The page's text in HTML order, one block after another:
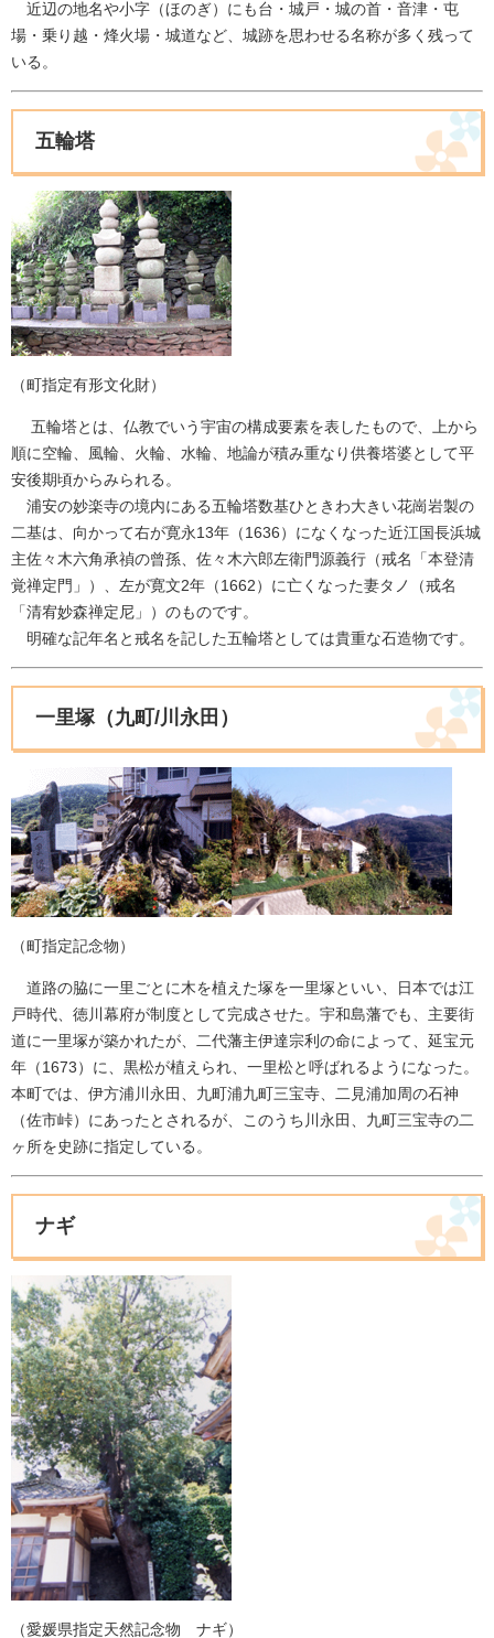
近辺の地名や小字（ほのぎ）にも台・城戸・城の首・音津・屯
場・乗り越・烽火場・城道など、城跡を思わせる名称が多く残って
いる。
五輪塔
（町指定有形文化財）
五輪塔とは、仏教でいう宇宙の構成要素を表したもので、上から
順に空輪、風輪、火輪、水輪、地論が積み重なり供養塔婆として平
安後期頃からみられる。
浦安の妙楽寺の境内にある五輪塔数基ひときわ大きい花崗岩製の
二基は、向かって右が寛永13年（1636）になくなった近江国長浜城
主佐々木六角承禎の曾孫、佐々木六郎左衛門源義行（戒名「本登清
覚禅定門」）、左が寛文2年（1662）に亡くなった妻タノ（戒名
「清宥妙森禅定尼」）のものです。
明確な記年名と戒名を記した五輪塔としては貴重な石造物です。
一里塚（九町/川永田）
（町指定記念物）
道路の脇に一里ごとに木を植えた塚を一里塚といい、日本では江
戸時代、徳川幕府が制度として完成させた。宇和島藩でも、主要街
道に一里塚が築かれたが、二代藩主伊達宗利の命によって、延宝元
年（1673）に、黒松が植えられ、一里松と呼ばれるようになった。
本町では、伊方浦川永田、九町浦九町三宝寺、二見浦加周の石神
（佐市峠）にあったとされるが、このうち川永田、九町三宝寺の二
ヶ所を史跡に指定している。
ナギ
（愛媛県指定天然記念物 ナギ）